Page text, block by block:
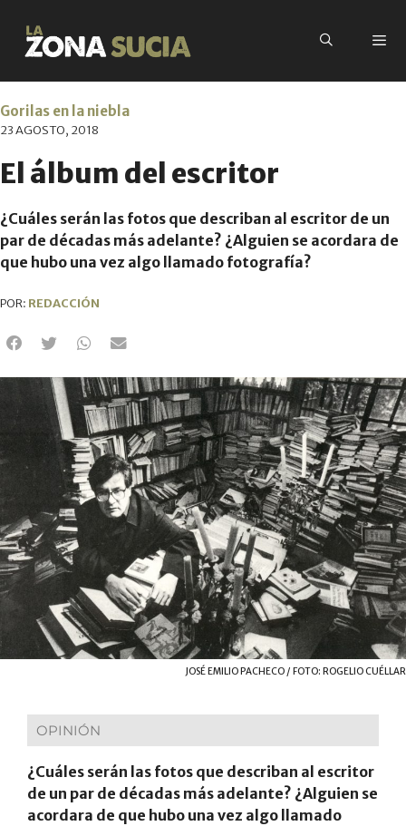
Gorilas en la niebla
23 AGOSTO, 2018
El álbum del escritor
¿Cuáles serán las fotos que describan al escritor de un
par de décadas más adelante? ¿Alguien se acordara de
que hubo una vez algo llamado fotografía?
POR: REDACCIÓN
JOSÉ EMILIO PACHECO / FOTO: ROGELIO CUÉLLAR
OPINIÓN
¿Cuáles serán las fotos que describan al escritor
de un par de décadas más adelante? ¿Alguien se
acordara de que hubo una vez algo llamado